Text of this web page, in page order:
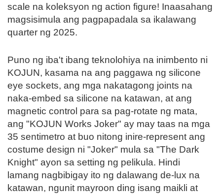
scale na koleksyon ng action figure! Inaasahang
magsisimula ang pagpapadala sa ikalawang
quarter ng 2025.
Puno ng iba't ibang teknolohiya na inimbento ni
KOJUN, kasama na ang paggawa ng silicone
eye sockets, ang mga nakatagong joints na
naka-embed sa silicone na katawan, at ang
magnetic control para sa pag-rotate ng mata,
ang "KOJUN Works Joker" ay may taas na mga
35 sentimetro at buo nitong inire-represent ang
costume design ni "Joker" mula sa "The Dark
Knight" ayon sa setting ng pelikula. Hindi
lamang nagbibigay ito ng dalawang de-lux na
katawan, ngunit mayroon ding isang maikli at